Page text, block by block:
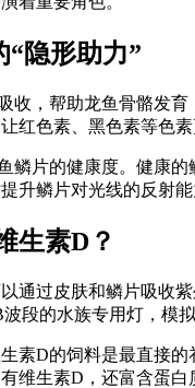
“隐形助力”
收，帮助龙鱼骨骼发
红色素、黑色素等色
鳞片的健康度。健康
升鳞片对光线的反射
生素D？
以通过皮肤和鳞片吸收
段的水族专用灯，模拟
素D的饲料是最直接
维生素D，还富含蛋白